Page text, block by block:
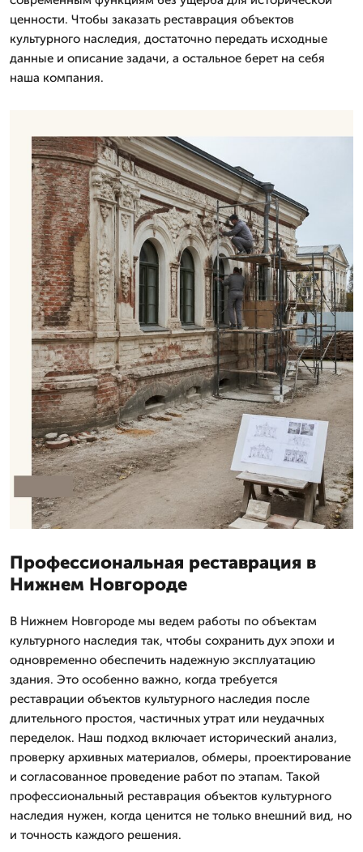
ценности. Чтобы заказать реставрация объектов
культурного наследия, достаточно передать исходные
данные и описание задачи, а остальное берет на себя
наша компания.
Профессиональная реставрация в
Нижнем Новгороде
В Нижнем Новгороде мы ведем работы по объектам
культурного наследия так, чтобы сохранить дух эпохи и
одновременно обеспечить надежную эксплуатацию
здания. Это особенно важно, когда требуется
реставрации объектов культурного наследия после
длительного простоя, частичных утрат или неудачных
переделок. Наш подход включает исторический анализ,
проверку архивных материалов, обмеры, проектирование
и согласованное проведение работ по этапам. Такой
профессиональный реставрация объектов культурного
наследия нужен, когда ценится не только внешний вид, но
и точность каждого решения.